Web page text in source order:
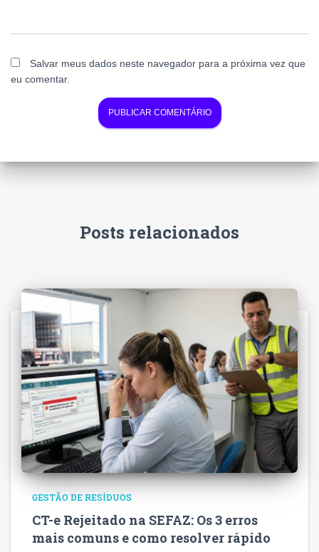
Salvar meus dados neste navegador para a próxima vez que
eu comentar.
Posts relacionados
GESTÃO DE RESÍDUOS
CT-e Rejeitado na SEFAZ: Os 3 erros
mais comuns e como resolver rápido